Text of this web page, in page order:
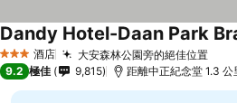
3 星級 酒店 大安森林公園旁的絕佳位置
Dandy Hotel-Daan Park
9.2 極佳 9,815 距離中正紀念堂 1.3 公